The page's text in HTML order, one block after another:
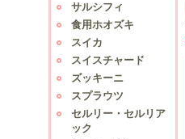
サルシフィ
食用ホオズキ
スイカ
スイスチャード
ズッキーニ
スプラウツ
セルリー・セルリア
ック